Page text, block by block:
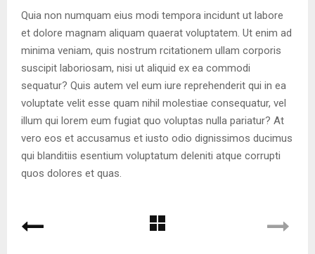
Quia non numquam eius modi tempora incidunt ut labore
et dolore magnam aliquam quaerat voluptatem. Ut enim ad
minima veniam, quis nostrum rcitationem ullam corporis
suscipit laboriosam, nisi ut aliquid ex ea commodi
sequatur? Quis autem vel eum iure reprehenderit qui in ea
voluptate velit esse quam nihil molestiae consequatur, vel
illum qui lorem eum fugiat quo voluptas nulla pariatur? At
vero eos et accusamus et iusto odio dignissimos ducimus
qui blanditiis esentium voluptatum deleniti atque corrupti
quos dolores et quas.